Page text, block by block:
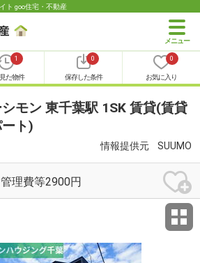
ト goo住宅・不動産
1
た物件
0
保存した条件
0
お気に入り
モン 東千葉駅 1SK 賃貸(賃貸
ト)
情報提供元 SUUMO
理費等2900円